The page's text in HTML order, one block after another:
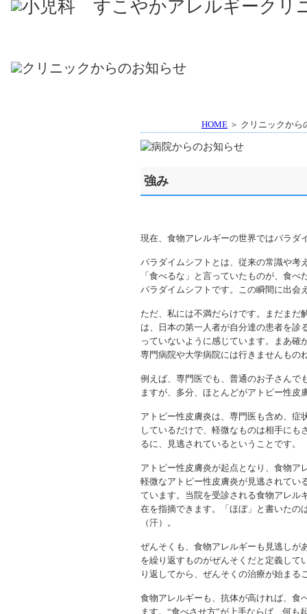
HOME ＞ クリニックか
強み
現在、食物アレルギーの世界ではパラダ
パラダイムシフトとは、従来の常識や考
「食べるな」と言っていたものが、食
パラダイムシフトです。この瞬間に出会
ただ、私には不満だらけです。まだまだ
は、日本の第一人者が自分達の患者を診
っていないように感じています。まあ確
専門病院や大学病院には行きませんもの
例えば、専門医でも、普通のお子さんで
ますが、多分、ほとんどがアトピー性皮
アトピー性皮膚炎は、専門医も含め、症
しているだけで、軽微なものは相手にも
るに、見逃されているということです。
アトピー性皮膚炎が起点となり、食物ア
軽微なアトピー性皮膚炎が見逃されてい
ています。当院を受診される食物アレル
在を指摘できます。「ほぼ」と書いたの
（汗）。
ぜんそくも、食物アレルギーも見逃しが
を繰り返すものがぜんそくだと定義して
り返してから、ぜんそくの治療が始まる
食物アレルギーも、抗体が高ければ、食
ます。“食べさせ方”が上手ならば、何